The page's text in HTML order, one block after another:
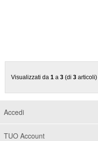
Visualizzati da 1 a 3 (di 3 articoli)
Accedi
TUO Account